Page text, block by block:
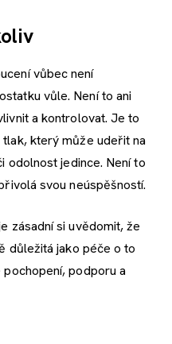
vůbec není
vůle. Není to ani
a kontrolovat. Je to
který může udeřit na
odolnost jedince. Není to
svou neúspěšností.
zásadní si uvědomit, že
důležitá jako péče o to
podporu a